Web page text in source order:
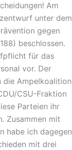
Am
unter dem
gegen
beschlossen.
für das
vor. Der
die Ampelkoalition
CSU-Fraktion
Parteien ihr
Zusammen mit
habe ich dagegen
mit drei